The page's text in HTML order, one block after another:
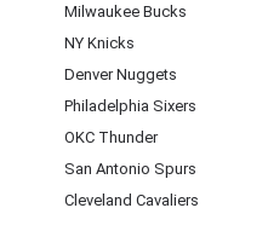
Milwaukee Bucks
NY Knicks
Denver Nuggets
Philadelphia Sixers
OKC Thunder
San Antonio Spurs
Cleveland Cavaliers